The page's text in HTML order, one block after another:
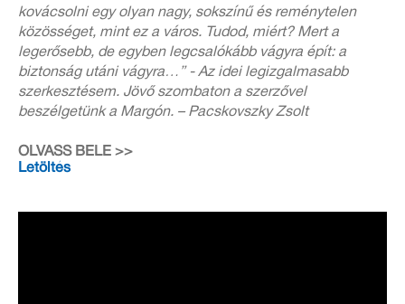
kovácsolni egy olyan nagy, sokszínű és reménytelen
közösséget, mint ez a város. Tudod, miért? Mert a
legerősebb, de egyben legcsalókább vágyra épít: a
biztonság utáni vágyra…” - Az idei legizgalmasabb
szerkesztésem. Jövő szombaton a szerzővel
beszélgetünk a Margón. – Pacskovszky Zsolt
OLVASS BELE >>
Letöltés